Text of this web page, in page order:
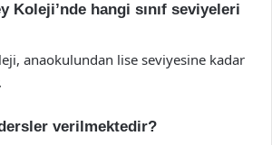
Koleji’nde hangi sınıf seviyeleri
anaokulundan lise seviyesine kadar
verilmektedir?